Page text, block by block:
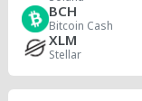
BCH
Bitcoin Cash
XLM
Stellar